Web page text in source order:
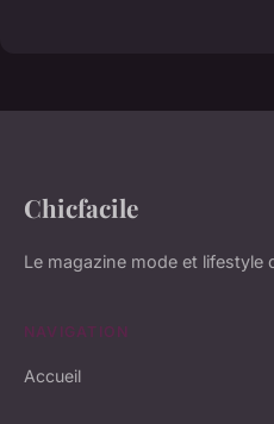
Chicfacile
Le magazine mode et lifestyle
NAVIGATION
Accueil